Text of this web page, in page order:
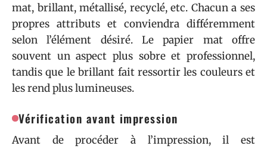
mat, brillant, métallisé, recyclé, etc. Chacun a ses
propres attributs et conviendra différemment
selon l’élément désiré. Le papier mat offre
souvent un aspect plus sobre et professionnel,
tandis que le brillant fait ressortir les couleurs et
les rend plus lumineuses.
Vérification avant impression
Avant de procéder à l’impression, il est